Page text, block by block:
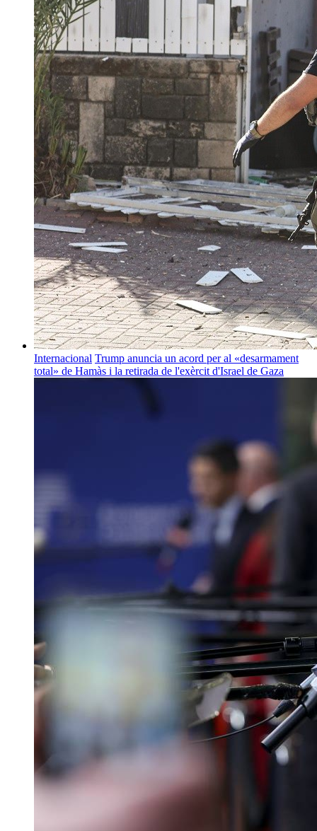
Internacional Trump anuncia un acord per al «desarmament
total» de Hamàs i la retirada de l'exèrcit d'Israel de Gaza